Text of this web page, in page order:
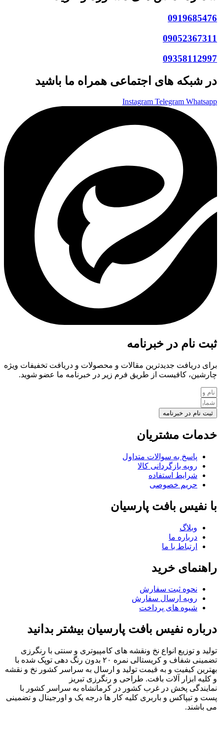
0919685476
09052367311
09358112997
در شبکه های اجتماعی همراه ما باشید
Instagram Telegram Whatsapp
ثبت نام در خبرنامه
برای دریافت جدیدترین مقالات و محصولات و دریافت تخفیفات ویژه
چارشین، کافیست از طریق فرم زیر در خبرنامه ما عضو شوید.
ثبت نام در خبرنامه
خدمات مشتریان
پاسخ به سوالات متداول
رویه بازگردانی کالا
شرایط استفاده
حریم خصوصی
با نفیس بافت پارسیان
وبلاگ
درباره ما
ارتباط با ما
راهنمای خرید
نحوه ثبت سفارش
رویه ارسال سفارش
شیوه های پرداخت
درباره نفیس بافت پارسیان بیشتر بدانید
تولید و توزیع انواع نخ ونقشه های کامپیوتری و سنتی با رنگرزی
تضمینی شفاف و کریستالی نمره ۲۰ بدون رنگ دهی توپک شده با
بهترین کیفیت و به قیمت تولید و ارسال به سراسر کشور نخ و نقشه
و کلیه ابزار آلات بافت. طراحی و رنگرزی تبریز
نمایندگی پخش در غرب کشور در کرمانشاه به سراسر کشور با
پست و تیپاکس و باربری کلیه کار ها درجه یک و اورجینال و تضمینی
می باشند.